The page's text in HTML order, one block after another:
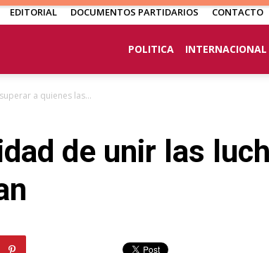
EDITORIAL DOCUMENTOS PARTIDARIOS CONTACTO
POLITICA INTERNACIONAL
a quienes las...
de unir las